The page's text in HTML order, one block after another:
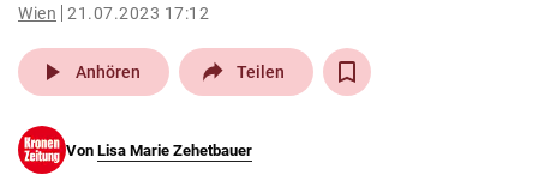
pin_drop
Wien arrow_right
Wien 21.07.2023 17:12
play_arrow Anhören Teilen
Von Lisa Marie Zehetbauer